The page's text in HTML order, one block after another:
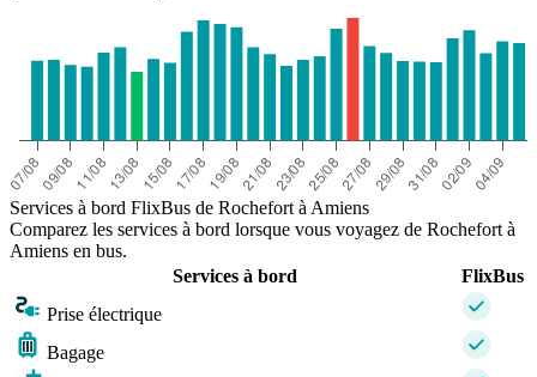
Services à bord FlixBus de Rochefort à Amiens
Comparez les services à bord lorsque vous voyagez de Rochefort à
Amiens en bus.
Services à bord
FlixBus
Prise électrique
Bagage